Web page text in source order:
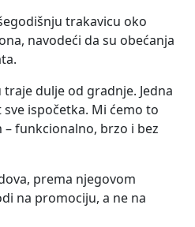
trakavicu oko
navodeći da su obećanja
dulje od gradnje. Jedna
ispočetka. Mi ćemo to
funkcionalno, brzo i bez
prema njegovom
na promociju, a ne na